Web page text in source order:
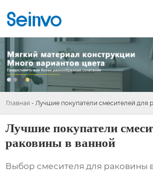
Главная - Лучшие покупатели смесителей для
Лучшие покупатели
раковины в ванной
Выбор смесителя для раковины